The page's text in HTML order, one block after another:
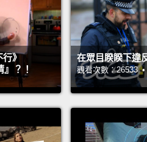
行》
？！
在眾目睽睽下違
觀看次數：26533